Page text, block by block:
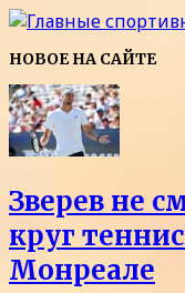
НОВОЕ НА САЙТЕ
Зверев не
круг
Монреале